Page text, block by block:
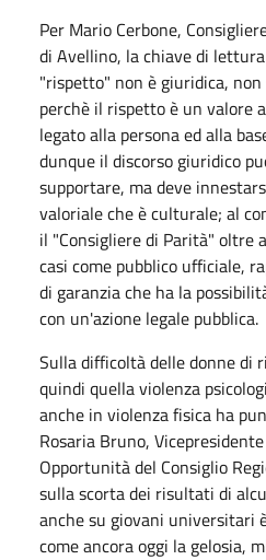
Per Mario Cerbone,
di Avellino, la chiave di
"rispetto" non è giuridica,
perchè il rispetto è un valore
legato alla persona ed alla
dunque il discorso giuridico
supportare, ma deve
valoriale che è culturale; al
il "Consigliere di Parità" oltre
casi come pubblico ufficiale,
di garanzia che ha la
con un'azione legale pubblica.
Sulla difficoltà delle donne di
quindi quella violenza
anche in violenza fisica ha
Rosaria Bruno,
Opportunità del Consiglio
sulla scorta dei risultati di
anche su giovani universitari
come ancora oggi la gelosia,